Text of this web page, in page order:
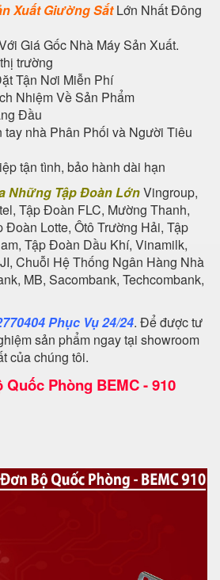
Xuất Giường SắtLớn Nhất Đông
Giá Gốc Nhà Máy Sản Xuất.
trường
Tận Nơi Miễn Phí
Nhiệm Về Sản Phẩm
Đầu
tay nhà Phân Phối và Người Tiêu
tận tình, bảo hành dài hạn
Những Tập Đoàn LớnVingroup,
Tập Đoàn FLC, Mường Thanh,
Lotte, Ôtô Trường Hải, Tập
Tập Đoàn Dầu Khí, Vinamilk,
Chuỗi Hệ Thống Ngân Hàng Nhà
MB, Sacombank, Techcombank,
Phục Vụ 24/24. Để được tư
sản phẩm ngay tại showroom
của chúng tôi.
Phòng BEMC - 910